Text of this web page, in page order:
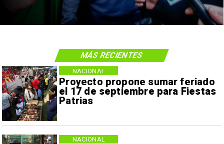
Proyecto propone sumar feriado
el 17 de septiembre para Fiestas
Patrias
NACIONAL
NACIONAL
MÁS RECIENTES